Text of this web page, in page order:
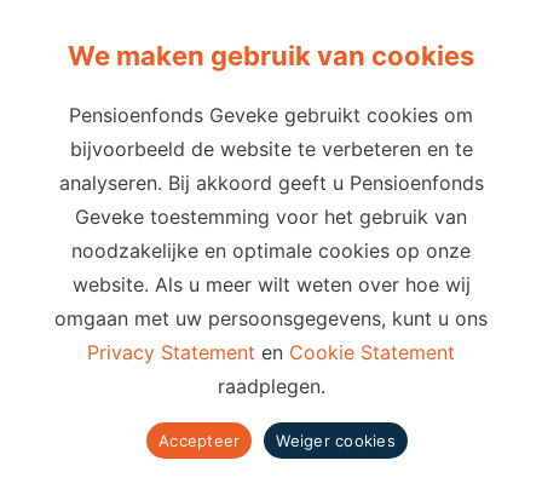
Privacy Cookies
Terms of use
Cookie-instellingen
Email
info@pensioenfondsgeveke.com
Telefoon
088 60 60 291
Adres
3862 RA Nijkerk
We maken gebruik van cookies
Pensioenfonds Geveke gebruikt cookies om
bijvoorbeeld de website te verbeteren en te
analyseren. Bij akkoord geeft u Pensioenfonds
Geveke toestemming voor het gebruik van
noodzakelijke en optimale cookies op onze
website. Als u meer wilt weten over hoe wij
omgaan met uw persoonsgegevens, kunt u ons
Privacy Statement en Cookie Statement
raadplegen.
Accepteer Weiger cookies